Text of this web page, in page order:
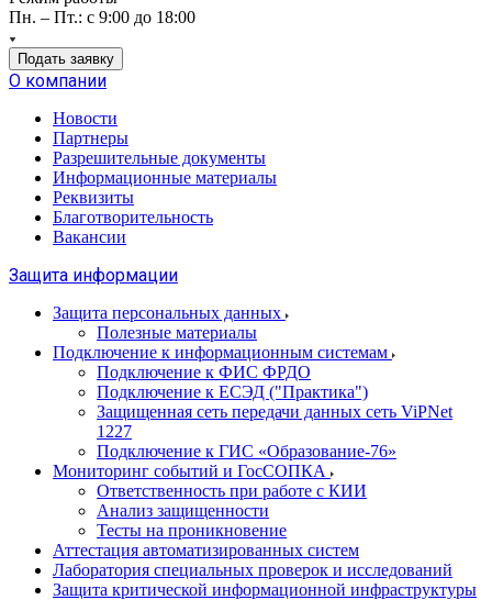
Пн. – Пт.: с 9:00 до 18:00
Подать заявку
О компании
Новости
Партнеры
Разрешительные документы
Информационные материалы
Реквизиты
Благотворительность
Вакансии
Защита информации
Защита персональных данных
Полезные материалы
Подключение к информационным системам
Подключение к ФИС ФРДО
Подключение к ЕСЭД ("Практика")
Защищенная сеть передачи данных сеть ViPNet
1227
Подключение к ГИС «Образование-76»
Мониторинг событий и ГосСОПКА
Ответственность при работе с КИИ
Анализ защищенности
Тесты на проникновение
Аттестация автоматизированных систем
Лаборатория специальных проверок и исследований
Защита критической информационной инфраструктуры